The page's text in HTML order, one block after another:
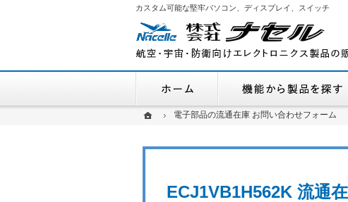
ホーム電子部品の流通在庫 お問い合わせフォーム
ECJ1VB1H562K 流通
カスタム可能な堅牢パソコン、ディスプレイ、スイッチ
ホーム電子部品の流通在庫 お問い合わせフォーム